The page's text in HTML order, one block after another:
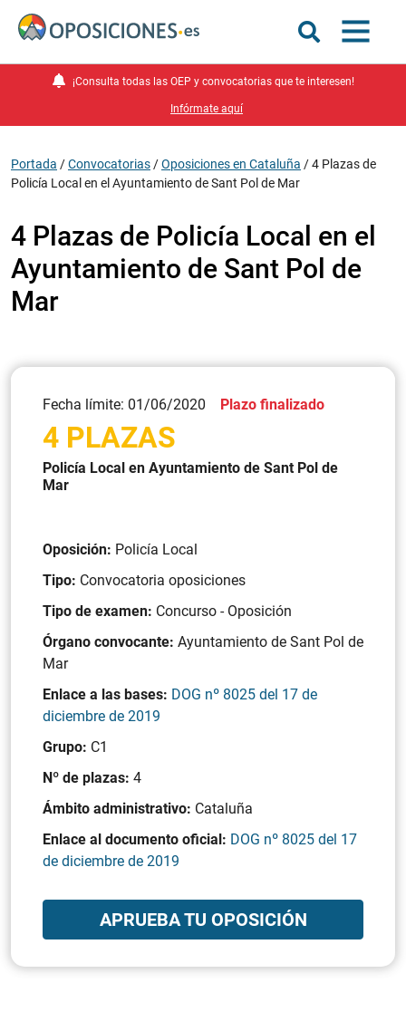
¡Consulta todas las OEP y convocatorias que te interesen!
Infórmate aquí
Portada /Convocatorias /Oposiciones en Cataluña /4 Plazas de
Policía Local en el Ayuntamiento de Sant Pol de Mar
4 Plazas de Policía Local en el
Ayuntamiento de Sant Pol de
Mar
Fecha límite: 01/06/2020 Plazo finalizado
4 PLAZAS
Policía Local en Ayuntamiento de Sant Pol de
Mar
Oposición: Policía Local
Tipo: Convocatoria oposiciones
Tipo de examen: Concurso - Oposición
Órgano convocante: Ayuntamiento de Sant Pol de
Mar
Enlace a las bases: DOG nº 8025 del 17 de
diciembre de 2019
Grupo: C1
Nº de plazas: 4
Ámbito administrativo: Cataluña
Enlace al documento oficial: DOG nº 8025 del 17
de diciembre de 2019
APRUEBA TU OPOSICIÓN